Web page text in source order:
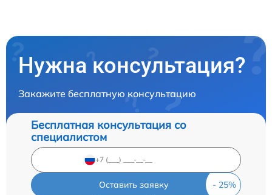
Нужна консультация?
Закажите бесплатную консультацию
Бесплатная консультация со
специалистом
Оставить заявку